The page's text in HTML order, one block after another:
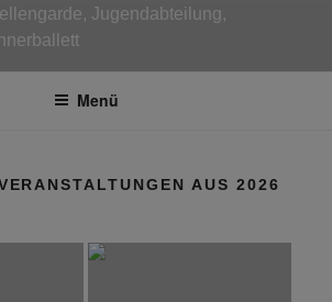
Jugendabteilung,
Menü
AUS 2026